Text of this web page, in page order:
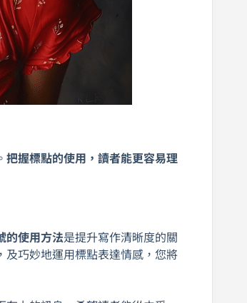
把握標點的使用，讀者能更容易理
的使用方法是提升寫作清晰度的關
及巧妙地運用標點表達情感，您將